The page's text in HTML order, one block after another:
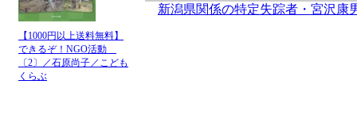
【1000円以上送料無料】
できるぞ！NGO活動
〔2〕／石原尚子／こども
くらぶ
新潟県関係の特定失踪者・宮沢康